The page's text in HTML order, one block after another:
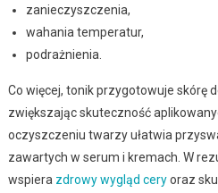
zanieczyszczenia,
wahania temperatur,
podrażnienia.
Co więcej, tonik przygotowuje skórę
zwiększając skuteczność
oczyszczeniu twarzy ułatwia
zawartych w serum i kremach. W
wspiera zdrowy wygląd ceryoraz